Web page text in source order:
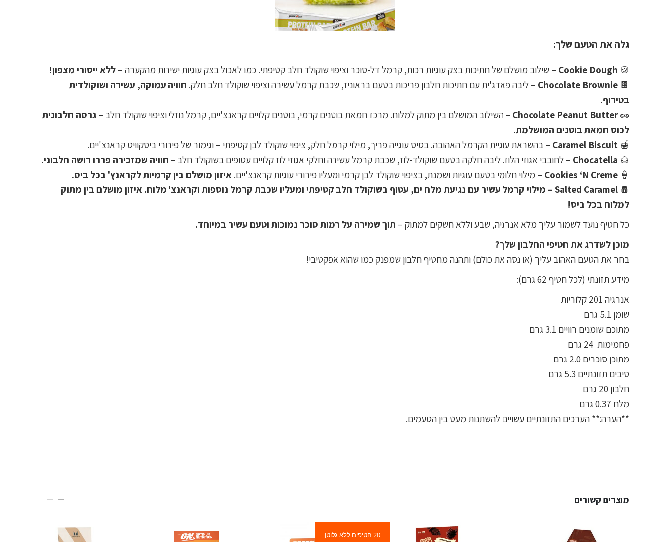
גלה את הטעם שלך:
🍪
Cookie Dough – שילוב מושלם של חתיכות בצק עוגיות רכות, קרמל דל-סוכר וציפוי שוקולד חלב קטיפתי. כמו לאכול בצק עוגיות ישירות מהקערה –ללא ייסורי מצפון!
🍫
Chocolate Brownie – ליבה פאדג'ית עם חתיכות חלבון פריכות בטעם בראוניז, שכבת קרמל עשירה וציפוי שוקולד חלב חלק. חוויה עמוקה, עשירה ושוקולדית
בטירוף.
🥜
Chocolate Peanut Butter – השילוב המושלם בין מתוק למלוח. מרכז חמאת בוטנים קרמי, בוטנים קלויים קראנצ'יים, קרמל נוזלי וציפוי שוקולד חלב –גרסה חלבונית
לכוס חמאת בוטנים המושלמת.
🍯
Caramel Biscuit – בהשראת עוגיית הקרמל האהובה. בסיס עוגייה פריך, מילוי קרמל חלק, ציפוי שוקולד לבן קטיפתי – וגימור של פירורי ביסקוויט קראנצ'יים.
🌰
Chocatella – לחובבי אגוזי הלוז. ליבה חלקה בטעם שוקולד-לוז, שכבת קרמל עשירה וחלקי אגוזי לוז קלויים עטופים בשוקולד חלב – חוויה שמזכירה פררו רושה חלבוני.
🍦
Cookies ‘N Creme – מילוי חלומי בטעם עוגיות ושמנת, בציפוי שוקולד לבן קרמי ומעליו פירורי עוגיות קראנצ'יים. איזון מושלם בין קרמיות לקראנץ' בכל ביס.
🧂 Salted Caramel – מילוי קרמל עשיר עם נגיעת מלח ים, עטוף בשוקולד חלב קטיפתי ומעליו שכבת קרמל נוספות וקראנצ' מלוח. איזון מושלם בין מתוק
למלוח בכל ביס!
כל חטיף נועד לשמור עליך מלא אנרגיה, שבע וללא חשקים למתוק – תוך שמירה על רמות סוכר נמוכות וטעם עשיר במיוחד.
מוכן לשדרג את חטיפי החלבון שלך?
בחר את הטעם האהוב עליך (או נסה את כולם) ותהנה מחטיף חלבון שמפנק כמו שהוא אפקטיבי!
מידע תזונתי (לכל חטיף 62 גרם):
אנרגיה 201 קלוריות
שומן 5.1 גרם
מתוכם שומנים רוויים 3.1 גרם
פחמימות 24 גרם
מתוכן סוכרים 2.0 גרם
סיבים תזונתיים 5.3 גרם
חלבון 20 גרם
מלח 0.37 גרם
**הערה:** הערכים התזונתיים עשויים להשתנות מעט בין הטעמים.
מוצרים קשורים
20 חטיפים ללא גלוטן